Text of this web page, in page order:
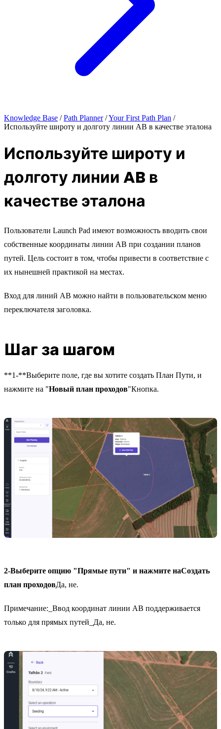
Knowledge Base / Path Planner /Your First Path Plan /
Используйте широту и долготу линии AB в качестве эталона
Используйте широту и
долготу линии AB в
качестве эталона
Пользователи Launch Pad имеют возможность вводить свои
собственные координаты линии AB при создании планов
путей. Цель состоит в том, чтобы привести в соответствие с
их нынешней практикой на местах.
Вход для линий AB можно найти в пользовательском меню
переключателя заголовка.
Шаг за шагом
**1-**Выберите поле, где вы хотите создать План Пути, и
нажмите на "Новый план проходов"Кнопка.
2-Выберите опцию "Прямые пути" и нажмите наСоздать
план проходовДа, не.
Примечание:_Ввод координат линии AB поддерживается
только для прямых путей_Да, не.